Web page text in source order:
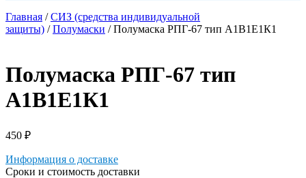
Главная /СИЗ (средства индивидуальной
защиты) /Полумаски / Полумаска РПГ-67 тип А1В1Е1К1
Полумаска РПГ-67 тип
А1В1Е1К1
450 ₽
Информация о доставке
Сроки и стоимость доставки